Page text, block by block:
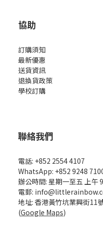
協助
訂購須知
最新優惠
送貨資訊
退換貨政策
學校訂購
聯絡我們
電話: +852 2554 4107
WhatsApp: +852 9248
辦公時間: 星期一至五 上午
電郵:
地址: 香港黃竹坑業興街11
(Google Maps)